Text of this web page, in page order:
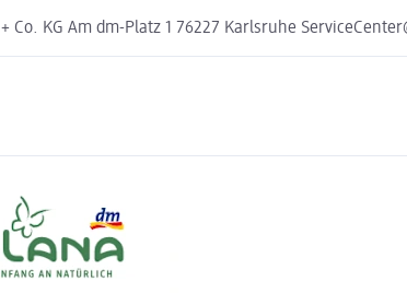
Co. KG Am dm-Platz 1 76227 Karlsruhe